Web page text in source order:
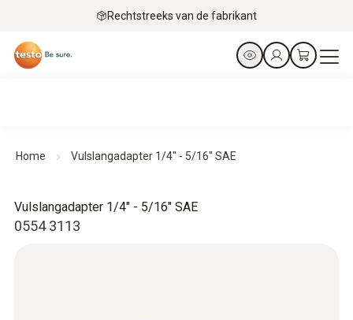
Rechtstreeks van de fabrikant
Home Vulslangadapter 1/4" - 5/16" SAE
0554 3113
Vulslangadapter 1/4" - 5/16" SAE